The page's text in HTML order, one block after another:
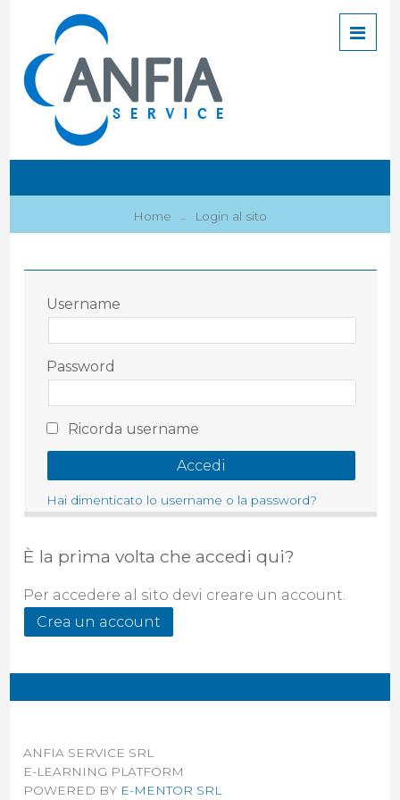
Home → Login al sito
Username
Password
Ricorda username
Hai dimenticato lo username o la password?
È la prima volta che accedi qui?
Per accedere al sito devi creare un account.
ANFIA SERVICE SRL
E-LEARNING PLATFORM
POWERED BY E-MENTOR SRL